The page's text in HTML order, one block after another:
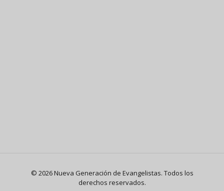
© 2026 Nueva Generación de Evangelistas. Todos los
derechos reservados.